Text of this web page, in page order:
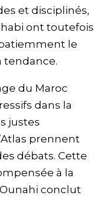
et disciplinés,
ont toutefois
le
tendance.
du Maroc
dans la
justes
prennent
débats. Cette
à la
conclut